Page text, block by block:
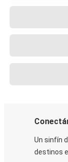
Un sinfín
destinos